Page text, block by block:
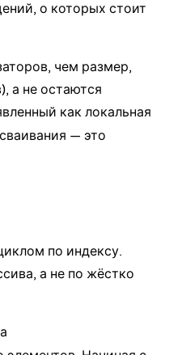
о которых стоит
чем размер,
а не остаются
как локальная
— это
по индексу.
а не по жёстко